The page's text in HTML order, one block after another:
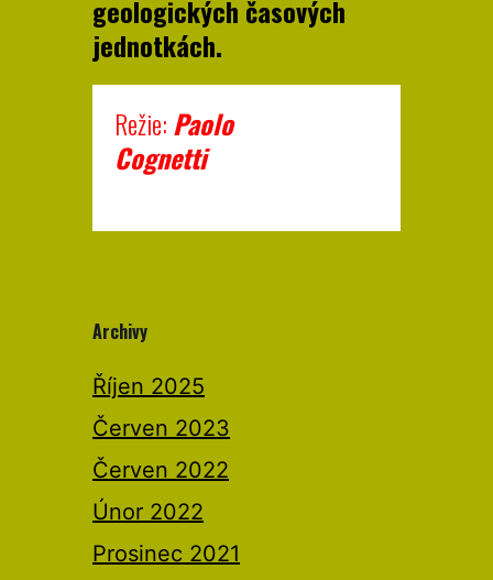
geologických časových
jednotkách.
Režie:Paolo
Archivy
Říjen 2025
Červen 2023
Červen 2022
Únor 2022
Prosinec 2021